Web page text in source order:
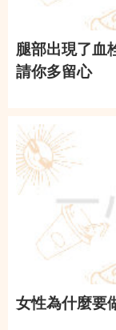
腿部出現了血
請你多留心
女性為什麼要